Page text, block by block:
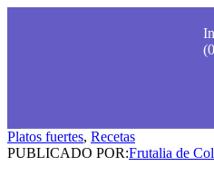
Platos fuertes, Recetas
PUBLICADO POR:Frutalia de